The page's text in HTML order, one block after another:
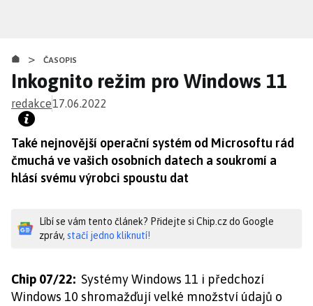
obsahu
> ČASOPIS
Inkognito režim pro Windows 11
redakce17.06.2022
Také nejnovější operační systém od Microsoftu rád
čmuchá ve vašich osobních datech a soukromí a
hlásí svému výrobci spoustu dat
Líbí se vám tento článek? Přidejte si Chip.cz do Google
zpráv, stačí jedno kliknutí!
Chip 07/22: Systémy Windows 11 i předchozí
Windows 10 shromažďují velké množství údajů o